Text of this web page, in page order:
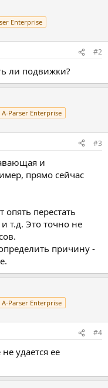
Enterprise
#2
ли подвижки?
A-Parser Enterprise
#3
и
прямо сейчас
перестать
т.д. Это точно не
причину -
A-Parser Enterprise
#4
удается ее